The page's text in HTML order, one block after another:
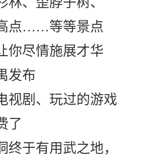
……等等景点
尽情施展才华
布
剧、玩过的游戏
了
于有用武之地，